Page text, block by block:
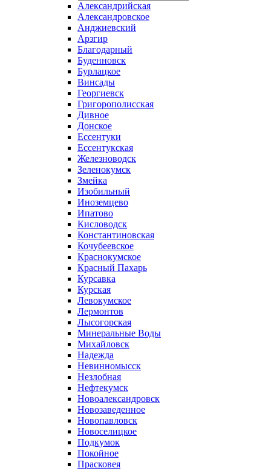
Александрийская
Александровское
Анджиевский
Арзгир
Благодарный
Буденновск
Бурлацкое
Винсады
Георгиевск
Григорополисская
Дивное
Донское
Ессентуки
Ессентукская
Железноводск
Зеленокумск
Змейка
Изобильный
Иноземцево
Ипатово
Кисловодск
Константиновская
Кочубеевское
Краснокумское
Красный Пахарь
Курсавка
Курская
Левокумское
Лермонтов
Лысогорская
Минеральные Воды
Михайловск
Надежда
Невинномысск
Незлобная
Нефтекумск
Новоалександровск
Новозаведенное
Новопавловск
Новоселицкое
Подкумок
Покойное
Прасковея